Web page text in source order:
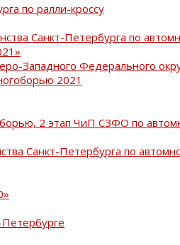
по ралли-кроссу
Санкт-Петербурга по
Западного Федерального
2021
2 этап ЧиП СЗФО по
Санкт-Петербурга по